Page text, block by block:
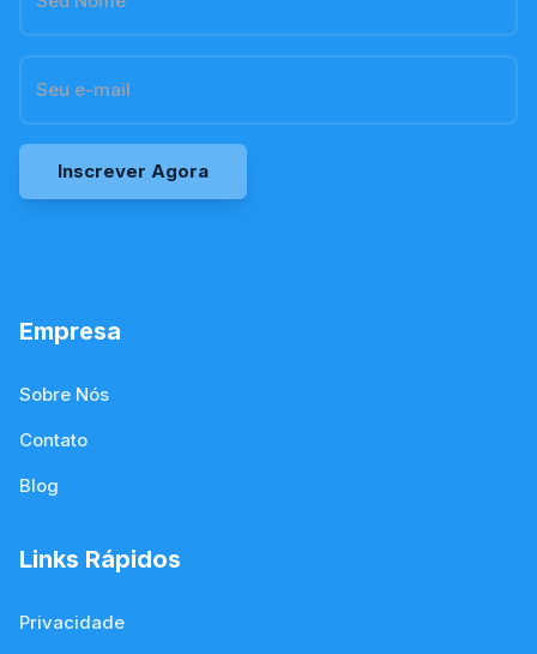
Inscrever Agora
Empresa
Sobre Nós
Contato
Blog
Links Rápidos
Privacidade